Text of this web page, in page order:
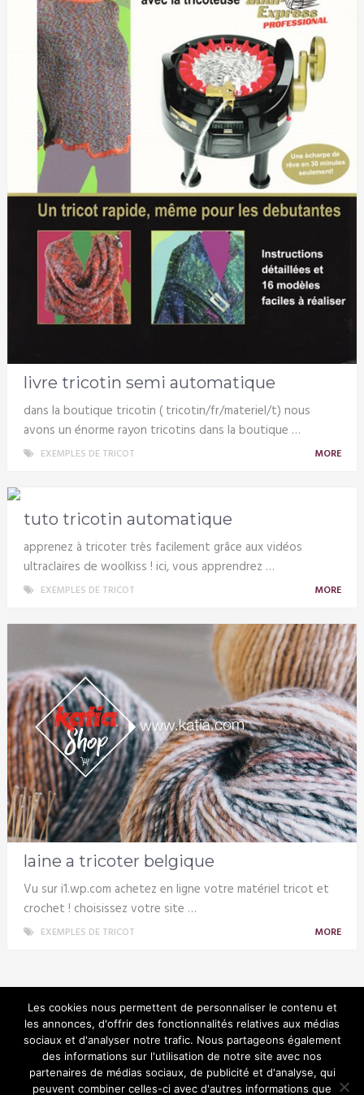
livre tricotin semi automatique
dans la boutique tricotin ( tricotin/fr/materiel/t) nous
avons un énorme rayon tricotins dans la boutique …
EXEMPLES DE TRICOT MORE
tuto tricotin automatique
apprenez à tricoter très facilement grâce aux vidéos
ultraclaires de woolkiss ! ici, vous apprendrez …
EXEMPLES DE TRICOT MORE
laine a tricoter belgique
Vu sur i1.wp.com achetez en ligne votre matériel tricot et
crochet ! choisissez votre site …
EXEMPLES DE TRICOT MORE
Tricotin
Les cookies nous permettent de personnaliser le contenu et
les annonces, d'offrir des fonctionnalités relatives aux médias
sociaux et d'analyser notre trafic. Nous partageons également
des informations sur l'utilisation de notre site avec nos
partenaires de médias sociaux, de publicité et d'analyse, qui
peuvent combiner celles-ci avec d'autres informations que